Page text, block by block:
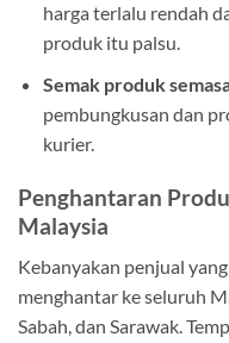
harga terlalu rendah
produk itu palsu.
Semak produk
pembungkusan dan
kurier.
Penghantaran
Malaysia
Kebanyakan penjual
menghantar ke seluruh
Sabah, dan Sarawak.